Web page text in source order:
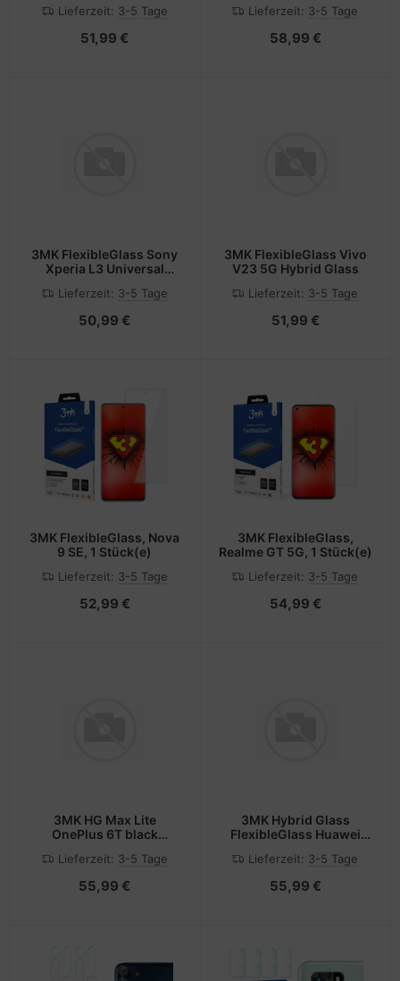
Lieferzeit: 3-5 Tage
51,99 €
Lieferzeit: 3-5 Tage
58,99 €
3MK FlexibleGlass Sony
Xperia L3 Universal
Lieferzeit: 3-5 Tage
50,99 €
3MK FlexibleGlass Vivo
V23 5G Hybrid Glass
Lieferzeit: 3-5 Tage
51,99 €
3MK FlexibleGlass, Nova
9 SE, 1 Stück(e)
Lieferzeit: 3-5 Tage
52,99 €
3MK FlexibleGlass,
Realme GT 5G, 1 Stück(e)
Lieferzeit: 3-5 Tage
54,99 €
3MK HG Max Lite
OnePlus 6T black
Lieferzeit: 3-5 Tage
55,99 €
3MK Hybrid Glass
FlexibleGlass Huawei
Lieferzeit: 3-5 Tage
55,99 €